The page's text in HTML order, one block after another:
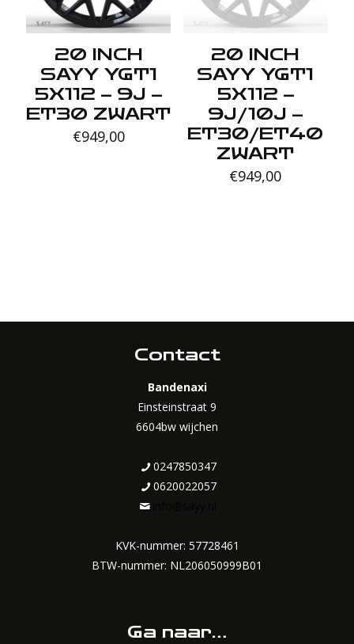
20 INCH
SAYY YGT1
5X112 – 9J –
ET30 ZWART
€949,00
20 INCH
SAYY YGT1
5X112 –
9J/10J –
ET30/ET40
ZWART
€949,00
Contact
Bandenaxi
Einsteinstraat 9
6604bw wijchen
0247850347
0620022057
KVK-nummer: 57728461
BTW-nummer: NL206050999B01
Ga naar…